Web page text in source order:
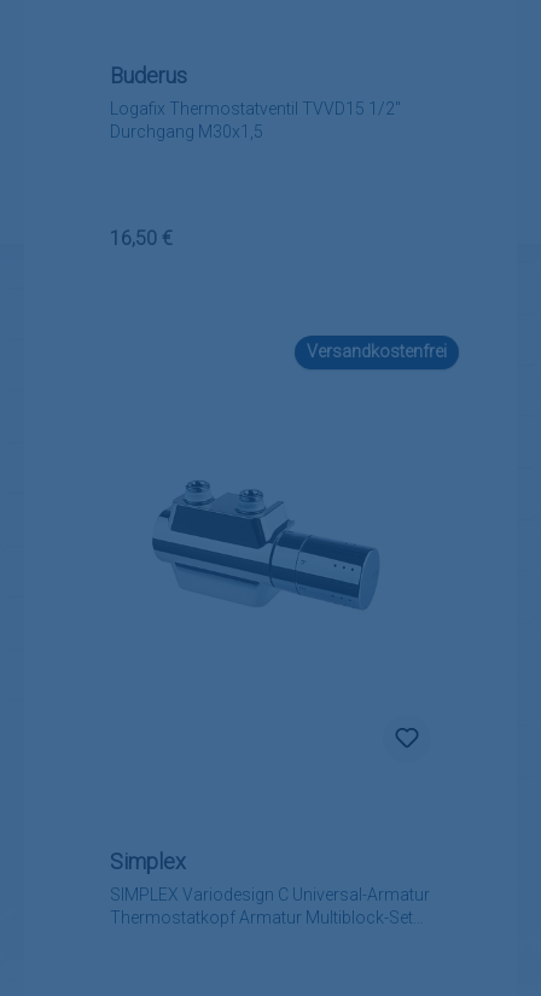
Logafix Thermostatventil TVVD15 1/2"
Durchgang M30x1,5
Buderus
Regulärer Preis:
16,50 €
Versandkostenfrei
SIMPLEX Variodesign C Universal-Armatur
Thermostatkopf Armatur Multiblock-Set
Simplex